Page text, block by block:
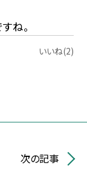
ね。
いいね(2)
次の記事